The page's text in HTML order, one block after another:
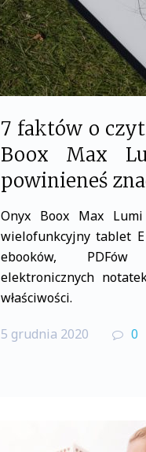
7 faktów o
Boox Max
powinieneś
Onyx Boox Max Lumi
wielofunkcyjny tablet
ebooków,
elektronicznych
właściwości.
5 grudnia 2020 0